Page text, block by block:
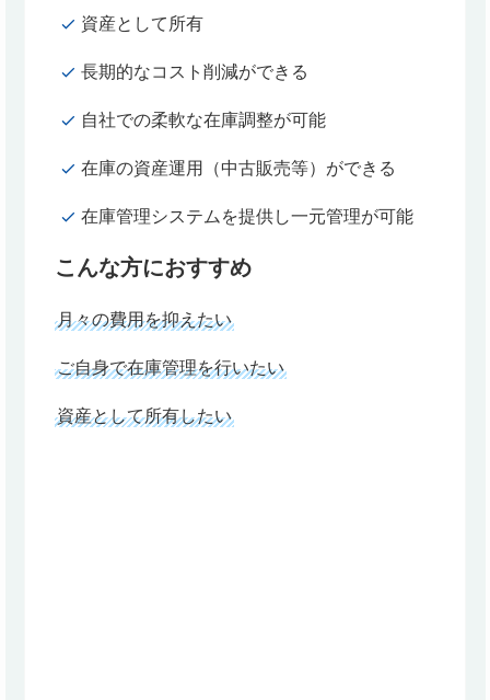
資産として所有
長期的なコスト削減ができる
自社での柔軟な在庫調整が可能
在庫の資産運用（中古販売等）ができる
在庫管理システムを提供し一元管理が可能
こんな方におすすめ
月々の費用を抑えたい
ご自身で在庫管理を行いたい
資産として所有したい